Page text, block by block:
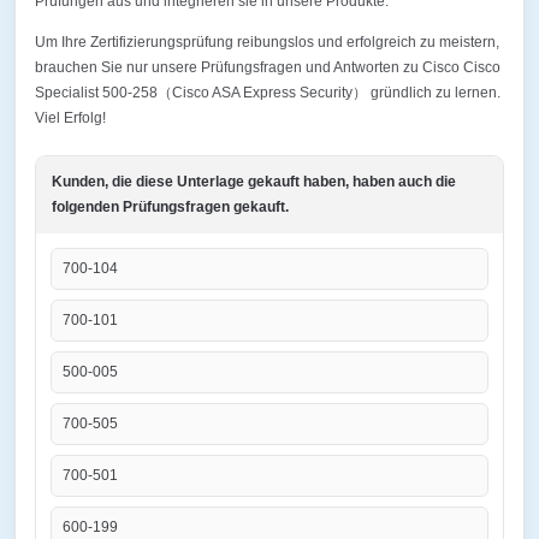
Um Ihre Zertifizierungsprüfung reibungslos und erfolgreich zu meistern,
brauchen Sie nur unsere Prüfungsfragen und Antworten zu Cisco Cisco
Specialist 500-258（Cisco ASA Express Security） gründlich zu lernen.
Viel Erfolg!
Kunden, die diese Unterlage gekauft haben, haben auch die
folgenden Prüfungsfragen gekauft.
700-104
700-101
500-005
700-505
700-501
600-199